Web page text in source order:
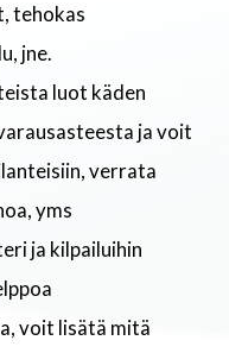
tehokas
jne.
luot käden
ja voit
verrata
yms
ja kilpailuihin
voit lisätä mitä